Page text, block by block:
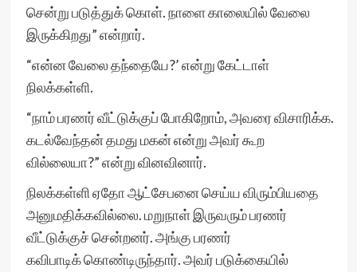
சென்று படுத்துக் கொள். நாளை காலையில் வேலை
இருக்கிறது” என்றார்.
“என்ன வேலை தந்தையே?’ என்று கேட்டாள்
நிலக்கள்ளி.
“நாம் பரணர் வீட்டுக்குப் போகிறோம், அவரை விசாரிக்க.
கடல்வேந்தன் தமது மகன் என்று அவர் கூற
வில்லையா?” என்று வினவினார்.
நிலக்கள்ளி ஏதோ ஆட்சேபனை செய்ய விரும்பியதை
அனுமதிக்கவில்லை. மறுநாள் இருவரும் பரணர்
வீட்டுக்குச் சென்றனர். அங்கு பரணர்
கவிபாடிக் கொண்டிருந்தார். அவர் படுக்கையில்